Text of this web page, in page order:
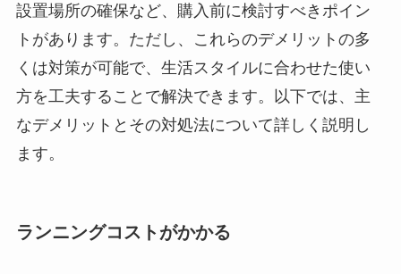
設置場所の確保など、購入前に検討すべきポイン
トがあります。ただし、これらのデメリットの多
くは対策が可能で、生活スタイルに合わせた使い
方を工夫することで解決できます。以下では、主
なデメリットとその対処法について詳しく説明し
ます。
ランニングコストがかかる